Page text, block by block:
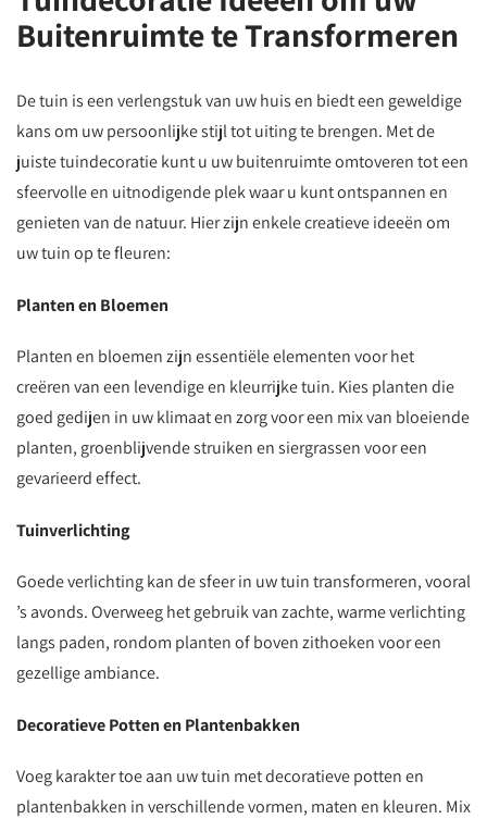
Buitenruimte te Transformeren
De tuin is een verlengstuk van uw huis en biedt een geweldige
kans om uw persoonlijke stijl tot uiting te brengen. Met de
juiste tuindecoratie kunt u uw buitenruimte omtoveren tot een
sfeervolle en uitnodigende plek waar u kunt ontspannen en
genieten van de natuur. Hier zijn enkele creatieve ideeën om
uw tuin op te fleuren:
Planten en Bloemen
Planten en bloemen zijn essentiële elementen voor het
creëren van een levendige en kleurrijke tuin. Kies planten die
goed gedijen in uw klimaat en zorg voor een mix van bloeiende
planten, groenblijvende struiken en siergrassen voor een
gevarieerd effect.
Tuinverlichting
Goede verlichting kan de sfeer in uw tuin transformeren, vooral
’s avonds. Overweeg het gebruik van zachte, warme verlichting
langs paden, rondom planten of boven zithoeken voor een
gezellige ambiance.
Decoratieve Potten en Plantenbakken
Voeg karakter toe aan uw tuin met decoratieve potten en
plantenbakken in verschillende vormen, maten en kleuren. Mix